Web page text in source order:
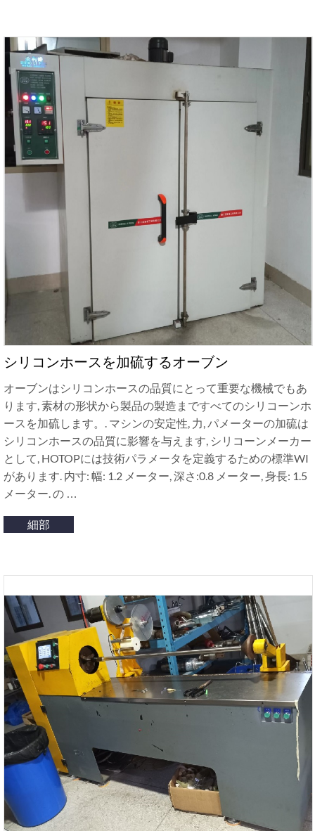
シリコンホースを加硫するオーブン
オーブンはシリコンホースの品質にとって重要な機械でもあ
ります, 素材の形状から製品の製造まですべてのシリコーンホ
ースを加硫します。. マシンの安定性, 力, パメーターの加硫は
シリコンホースの品質に影響を与えます, シリコーンメーカー
として, HOTOPには技術パラメータを定義するための標準WI
があります. 内寸: 幅: 1.2 メーター, 深さ:0.8 メーター, 身長: 1.5
メーター. の …
細部